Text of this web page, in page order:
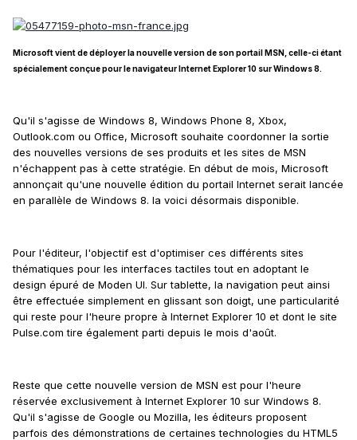
Microsoft vient de déployer la nouvelle version de son portail MSN, celle-ci étant
spécialement conçue pour le navigateur Internet Explorer 10 sur Windows 8.
Qu'il s'agisse de Windows 8, Windows Phone 8, Xbox,
Outlook.com ou Office, Microsoft souhaite coordonner la sortie
des nouvelles versions de ses produits et les sites de MSN
n'échappent pas à cette stratégie. En début de mois, Microsoft
annonçait qu'une nouvelle édition du portail Internet serait lancée
en parallèle de Windows 8. la voici désormais disponible.
Pour l'éditeur, l'objectif est d'optimiser ces différents sites
thématiques pour les interfaces tactiles tout en adoptant le
design épuré de Moden UI. Sur tablette, la navigation peut ainsi
être effectuée simplement en glissant son doigt, une particularité
qui reste pour l'heure propre à Internet Explorer 10 et dont le site
Pulse.com tire également parti depuis le mois d'août.
Reste que cette nouvelle version de MSN est pour l'heure
réservée exclusivement à Internet Explorer 10 sur Windows 8.
Qu'il s'agisse de Google ou Mozilla, les éditeurs proposent
parfois des démonstrations de certaines technologies du HTML5